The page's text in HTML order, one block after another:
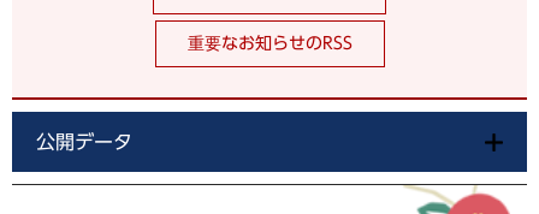
重要なお知らせのRSS
公開データ